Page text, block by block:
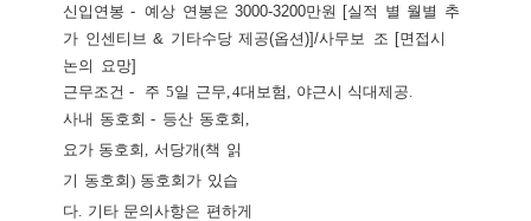
신입연봉 -예상 연봉은 3000-3200만원 [실적 별 월별 추
가 인센티브 & 기타수당 제공(옵션)]/사무보 조 [면접시
논의 요망]
근무조건 - 주 5일 근무 4대보험 야근시 식대제공
사내 동호회 - 등산 동호회
요가 동호회 서당개(책 읽
기 동호회) 동호회가 있습
다 기타 문의사항은 편하게